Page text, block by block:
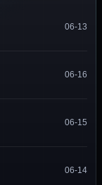
06-13
06-16
06-15
06-14